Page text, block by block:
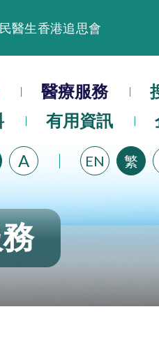
醫生香港追思會
記錄及求診資料功能，請
醫療服務
有用資訊
A EN 繁